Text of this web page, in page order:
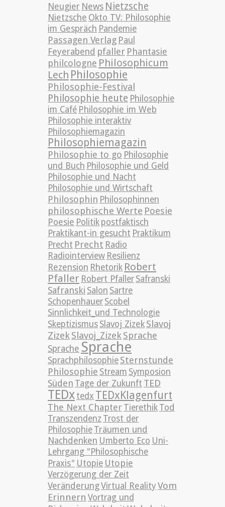
Neugier News Nietzsche
Nietzsche Okto TV: Philosophie
im Gespräch Pandemie
Passagen Verlag Paul
Feyerabend pfaller Phantasie
philcologne Philosophicum
Lech Philosophie
Philosophie-Festival
Philosophie heute Philosophie
im Café Philosophie im Web
Philosophie interaktiv
Philosophiemagazin
Philosophiemagazin
Philosophie to go Philosophie
und Buch Philosophie und Geld
Philosophie und Nacht
Philosophie und Wirtschaft
Philosophin Philosophinnen
philosophische Werte Poesie
Poesie Politik postfaktisch
Praktikant-in gesucht Praktikum
Precht Precht Radio
Radiointerview Resilienz
Rezension Rhetorik Robert
Pfaller Robert Pfaller Safranski
Safranski Salon Sartre
Schopenhauer Scobel
Sinnlichkeit_und Technologie
Skeptizismus Slavoj Zizek Slavoj
ZizekSlavoj_Zizek Sprache
Sprache Sprache
Sprachphilosophie Sternstunde
Philosophie Stream Symposion
Süden Tage der Zukunft TED
TEDx tedx TEDxKlagenfurt
The Next Chapter Tierethik Tod
Transzendenz Trost der
Philosophie Träumen und
Nachdenken Umberto Eco Uni-
Lehrgang "Philosophische
Praxis" Utopie Utopie
Verzögerung der Zeit
VeränderungVirtual Reality Vom
Erinnern Vortrag und